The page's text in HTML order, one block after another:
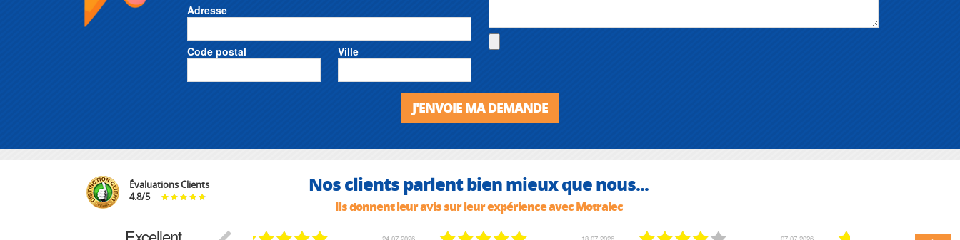
Adresse
Code postal Ville
J'ENVOIE MA DEMANDE
Évaluations Clients
4.8/5 Nos clients parlent bien mieux que nous...
Ils donnent leur avis sur leur expérience avec Motralec